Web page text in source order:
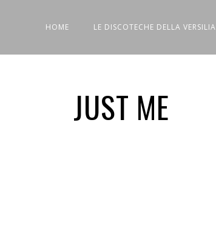
HOME LE DISCOTECHE DELLA VERSILIA
JUST ME